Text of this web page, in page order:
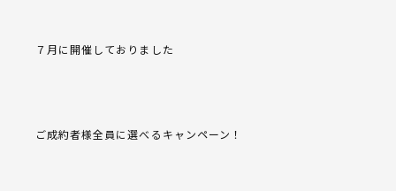
７月に開催しておりました
ご成約者様全員に選べるキャンペーン！